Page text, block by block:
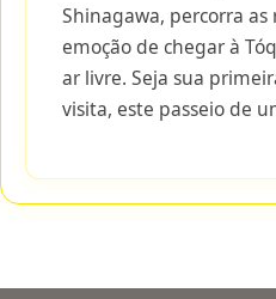
Shinagawa, percorra
emoção de chegar à
ar livre. Seja sua
visita, este passeio de